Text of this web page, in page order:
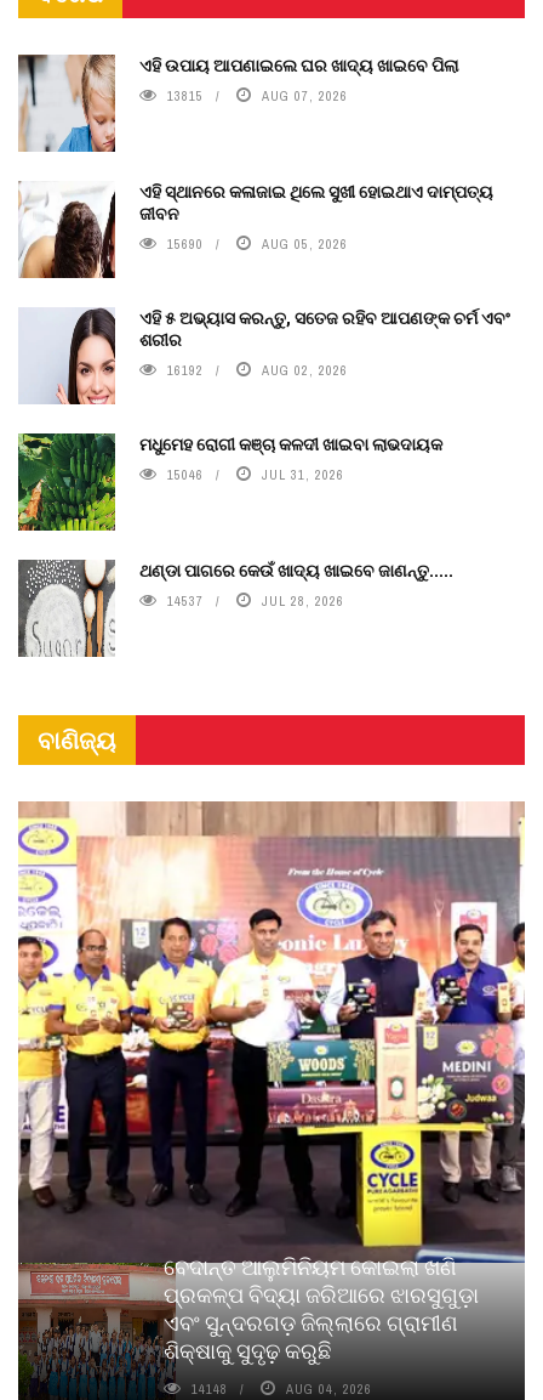
ଏହି ଉପାୟ ଆପଣାଇଲେ ଘର ଖାଦ୍ୟ ଖାଇବେ ପିଲା
13815 AUG 07, 2026
ଏହି ସ୍ଥାନରେ କଳାଜାଇ ଥିଲେ ସୁଖୀ ହୋଇଥାଏ ଦାମ୍ପତ୍ୟ
ଜୀବନ
15690 AUG 05, 2026
ଏହି ୫ ଅଭ୍ୟାସ କରନ୍ତୁ, ସତେଜ ରହିବ ଆପଣଙ୍କ ଚର୍ମ ଏବଂ
ଶରୀର
16192 AUG 02, 2026
ମଧୁମେହ ରୋଗୀ କଞ୍ଚା କଳଦୀ ଖାଇବା ଲାଭଦାୟକ
15046 JUL 31, 2026
ଥଣ୍ଡା ପାଗରେ କେଉଁ ଖାଦ୍ୟ ଖାଇବେ ଜାଣନ୍ତୁ.....
14537 JUL 28, 2026
ବାଣିଜ୍ୟ
ବେଦାନ୍ତ ଆଲୁମିନିୟମ କୋଇଲା ଖଣି
ପ୍ରକଳ୍ପ ବିଦ୍ୟା ଜରିଆରେ ଝାରସୁଗୁଡ଼ା
ଏବଂ ସୁନ୍ଦରଗଡ଼ ଜିଲ୍ଲାରେ ଗ୍ରାମୀଣ
ଶିକ୍ଷାକୁ ସୁଦୃଢ଼ କରୁଛି
14148 AUG 04, 2026